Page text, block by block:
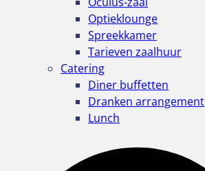
Optieklounge
Spreekkamer
Tarieven zaalhuur
Catering
Diner buffetten
Dranken arrangement
Lunch